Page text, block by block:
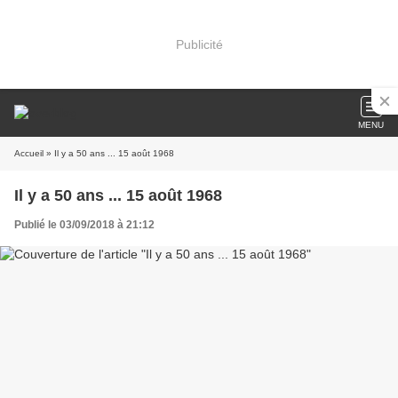
Publicité
MENU
Accueil » Il y a 50 ans ... 15 août 1968
Il y a 50 ans ... 15 août 1968
Publié le 03/09/2018 à 21:12